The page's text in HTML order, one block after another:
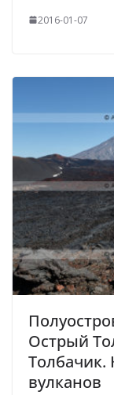
2016-01-07
Острый
Толбачик.
вулканов